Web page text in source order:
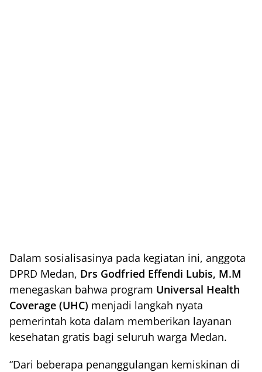
Dalam sosialisasinya pada kegiatan ini, anggota
DPRD Medan, Drs Godfried Effendi Lubis, M.M
menegaskan bahwa program Universal Health
Coverage (UHC) menjadi langkah nyata
pemerintah kota dalam memberikan layanan
kesehatan gratis bagi seluruh warga Medan.
“Dari beberapa penanggulangan kemiskinan di